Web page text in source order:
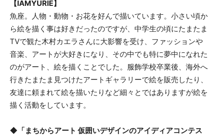
【IAMYURIE】
魚座。人物・動物・お花を好んで描いています。小さい頃か
ら絵を描く事は好きだったのですが、中学生の頃にたまたま
TVで観た木村カエラさんに大影響を受け、ファッションや
音楽、アートが大好きになり、その中でも特に夢中になれた
のがアート、絵を描くことでした。服飾学校卒業後、海外へ
行きたまたま見つけたアートギャラリーで絵を販売したり、
友達に頼まれて絵を描いたりなど細々とではありますが絵を
描く活動をしています。
◆「まちからアート 仮囲いデザインのアイディアコンテス